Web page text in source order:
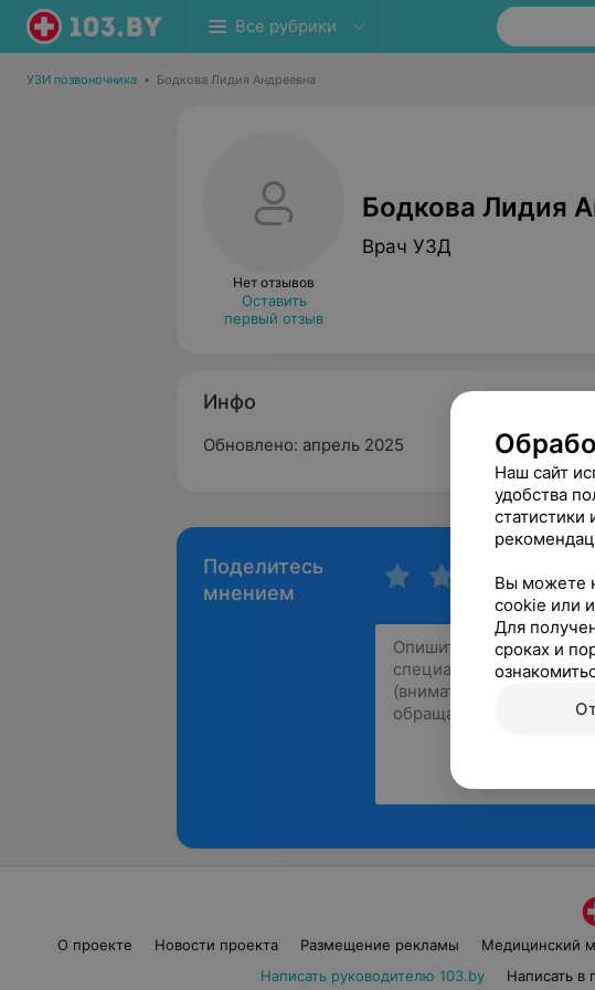
Все рубрики
УЗИ позвоночника • Бодкова Лидия Андреевна
Нет отзывов
Оставить
первый отзыв
Бодкова Лидия
Врач УЗД
Инфо
Обновлено: апрель 2025
Поделитесь
мнением
О проекте Новости проекта Размещение рекламы Медицинский
Написать руководителю 103.by
Написать в
Наш сайт
удобства
статистики
Вы можете
cookie или
Для
сроках и